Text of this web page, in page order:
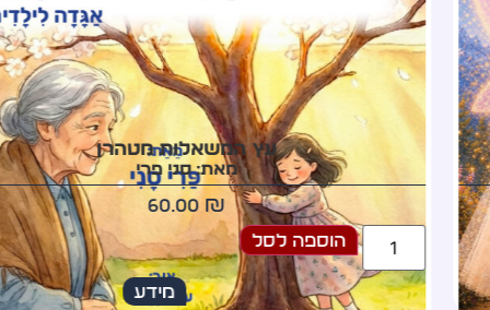
עץ המשאלות מטהרן
מאת: סני פרי
60.00₪
מידע
הוספה לסל